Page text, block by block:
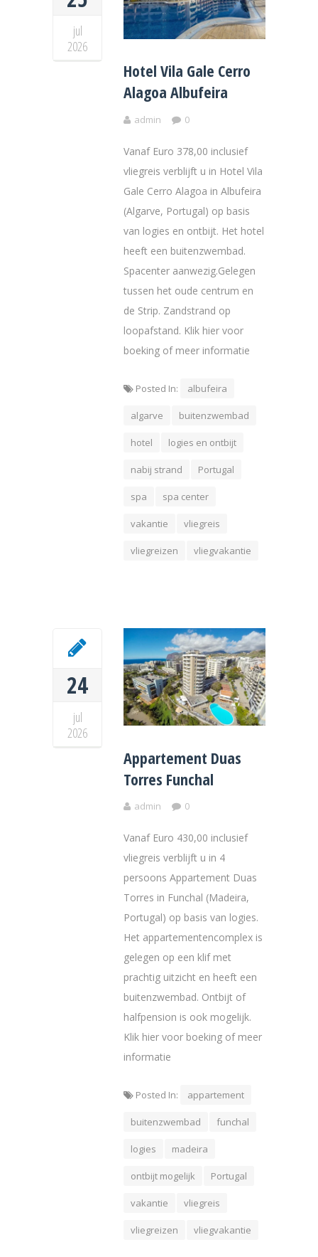
jul
2026
Hotel Vila Gale Cerro
Alagoa Albufeira
admin 0
Vanaf Euro 378,00 inclusief
vliegreis verblijft u in Hotel Vila
Gale Cerro Alagoa in Albufeira
(Algarve, Portugal) op basis
van logies en ontbijt. Het hotel
heeft een buitenzwembad.
Spacenter aanwezig.Gelegen
tussen het oude centrum en
de Strip. Zandstrand op
loopafstand. Klik hier voor
boeking of meer informatie
Posted In: albufeira
algarve buitenzwembad
hotel logies en ontbijt
nabij strand Portugal
spa spa center
vakantie vliegreis
vliegreizen vliegvakantie
24
jul
2026
Appartement Duas
Torres Funchal
admin 0
Vanaf Euro 430,00 inclusief
vliegreis verblijft u in 4
persoons Appartement Duas
Torres in Funchal (Madeira,
Portugal) op basis van logies.
Het appartementencomplex is
gelegen op een klif met
prachtig uitzicht en heeft een
buitenzwembad. Ontbijt of
halfpension is ook mogelijk.
Klik hier voor boeking of meer
informatie
Posted In: appartement
buitenzwembad funchal
logies madeira
ontbijt mogelijk Portugal
vakantie vliegreis
vliegreizen vliegvakantie